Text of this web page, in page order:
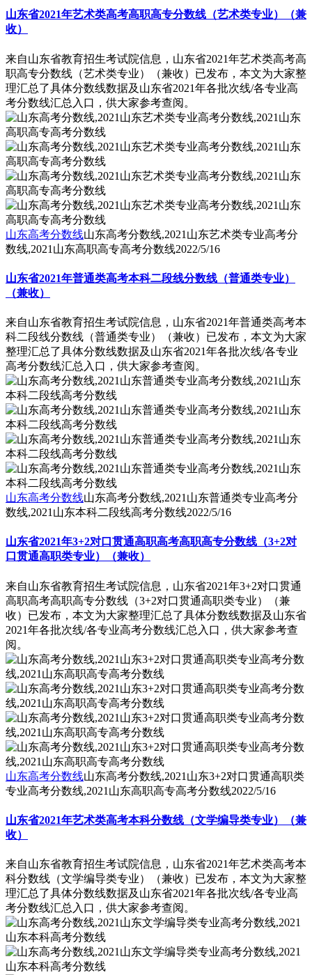
山东省2021年艺术类高考高职高专分数线（艺术类专业）（兼
收）
来自山东省教育招生考试院信息，山东省2021年艺术类高考高
职高专分数线（艺术类专业）（兼收）已发布，本文为大家整
理汇总了具体分数线数据及山东省2021年各批次线/各专业高
考分数线汇总入口，供大家参考查阅。
山东高考分数线山东高考分数线,2021山东艺术类专业高考分
数线,2021山东高职高专高考分数线2022/5/16
山东省2021年普通类高考本科二段线分数线（普通类专业）
（兼收）
来自山东省教育招生考试院信息，山东省2021年普通类高考本
科二段线分数线（普通类专业）（兼收）已发布，本文为大家
整理汇总了具体分数线数据及山东省2021年各批次线/各专业
高考分数线汇总入口，供大家参考查阅。
山东高考分数线山东高考分数线,2021山东普通类专业高考分
数线,2021山东本科二段线高考分数线2022/5/16
山东省2021年3+2对口贯通高职高考高职高专分数线（3+2对
口贯通高职类专业）（兼收）
来自山东省教育招生考试院信息，山东省2021年3+2对口贯通
高职高考高职高专分数线（3+2对口贯通高职类专业）（兼
收）已发布，本文为大家整理汇总了具体分数线数据及山东省
2021年各批次线/各专业高考分数线汇总入口，供大家参考查
阅。
山东高考分数线山东高考分数线,2021山东3+2对口贯通高职类
专业高考分数线,2021山东高职高专高考分数线2022/5/16
山东省2021年艺术类高考本科分数线（文学编导类专业）（兼
收）
来自山东省教育招生考试院信息，山东省2021年艺术类高考本
科分数线（文学编导类专业）（兼收）已发布，本文为大家整
理汇总了具体分数线数据及山东省2021年各批次线/各专业高
考分数线汇总入口，供大家参考查阅。